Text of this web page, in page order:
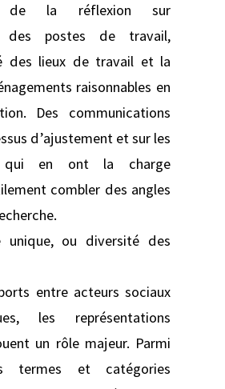
de la réflexion sur
des postes de travail,
des lieux de travail et la
raisonnables en
Des communications
d’ajustement et sur les
qui en ont la charge
combler des angles
unique, ou diversité des
entre acteurs sociaux
les représentations
un rôle majeur. Parmi
termes et catégories